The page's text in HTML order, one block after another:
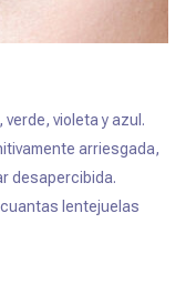
violeta y azul.
arriesgada,
desapercibida.
lentejuelas